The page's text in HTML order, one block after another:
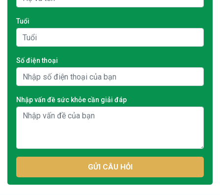
Tuổi
Số điện thoại
Nhập vấn đề sức khỏe cần giải đáp
GỬI CÂU HỎI